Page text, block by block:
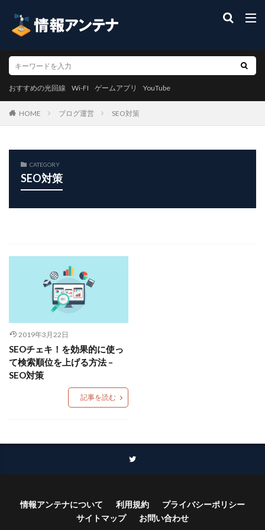
おすすめの光回線 Wi-FI ゲームアプリ YouTube
HOME ブログ運営 SEO対策
CATEGORY
SEO対策
2019年3月22日
SEOチェキ！を効果的に使っ
て検索順位を上げる方法 –
SEO対策
記事を読む
情報アンテナについて 利用規約
プライバシーポリシー
サイトマップ
お問い合わせ